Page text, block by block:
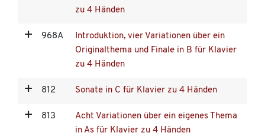
zu 4 Händen
968A
Introduktion, vier Variationen über ein
Originalthema und Finale in B für Klavier
zu 4 Händen
812 Sonate in C für Klavier zu 4 Händen
813
Acht Variationen über ein eigenes Thema
in As für Klavier zu 4 Händen